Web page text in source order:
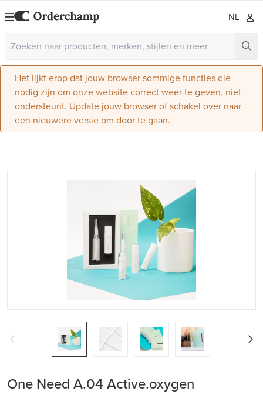
NL
Het lijkt erop dat jouw browser sommige functies die
nodig zijn om onze website correct weer te geven, niet
ondersteunt. Update jouw browser of schakel over naar
een nieuwere versie om door te gaan.
One Need A.04 Active.oxygen